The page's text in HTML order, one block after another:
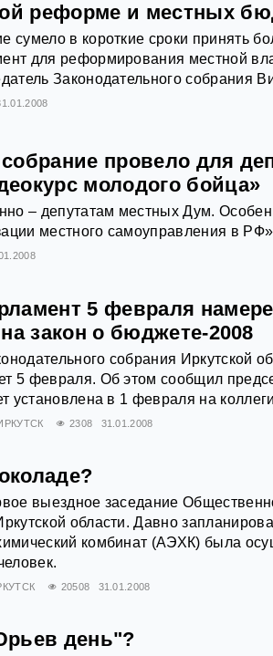
реформе и местных
сумело в короткие сроки принять
для реформирования местной
Законодательного собрания
провело для
молодого бойца»
– депутатам местных Дум.
местного самоуправления в
5 февраля
закон о бюджете-2008
собрания Иркутской
5 февраля. Об этом сообщил
установлена в 1 февраля на
2308 31.01.2008
выездное заседание
области. Давно
комбинат (АЭХК) была
20508 31.01.2008
день"?